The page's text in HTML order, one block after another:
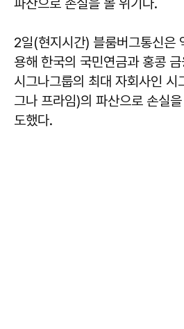
2일(현지시간) 블룸버그통신은
용해 한국의 국민연금과 홍콩
시그나그룹의 최대 자회사인 시
그나 프라임)의 파산으로 손실
도했다.